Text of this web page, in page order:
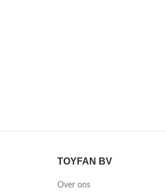
TOYFAN BV
Over ons